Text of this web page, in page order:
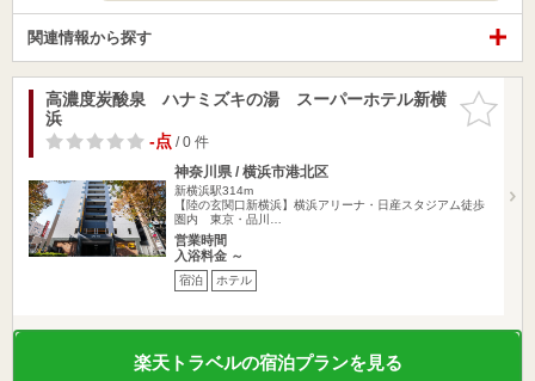
関連情報から探す
お気に入
りに追加
高濃度炭酸泉 ハナミズキの湯 スーパーホテル新横
浜
-点/ 0 件
神奈川県 / 横浜市港北区
新横浜駅314m
【陸の玄関口新横浜】横浜アリーナ・日産スタジアム徒歩
圏内 東京・品川…
営業時間
入浴料金 ～
宿泊 ホテル
楽天トラベルの宿泊プランを見る